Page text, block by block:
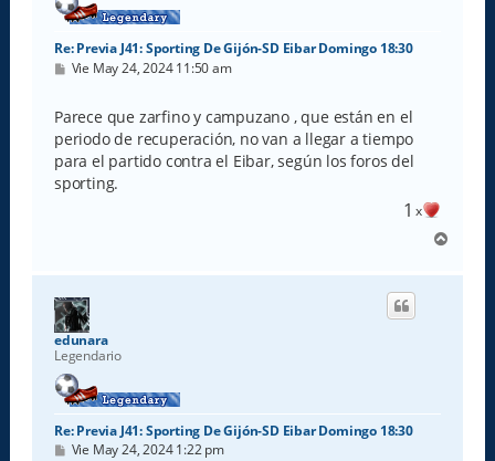
Re: Previa J41: Sporting De Gijón-SD Eibar Domingo 18:30
M
s
a
j
e
Vie May 24, 2024 11:50 am
Parece que zarfino y campuzano , que están en el
periodo de recuperación, no van a llegar a tiempo
para el partido contra el Eibar, según los foros del
sporting.
1 x
r
edunara
Legendario
Re: Previa J41: Sporting De Gijón-SD Eibar Domingo 18:30
M
Vie May 24, 2024 1:22 pm